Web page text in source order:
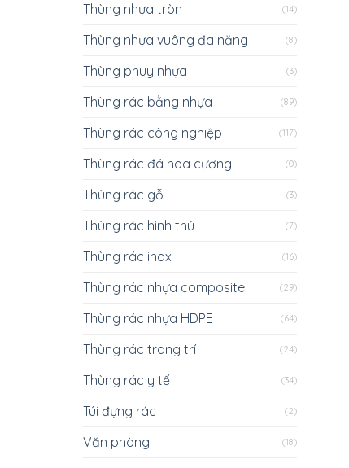
Thùng nhựa tròn (14)
Thùng nhựa vuông đa năng (8)
Thùng phuy nhựa (3)
Thùng rác bằng nhựa (89)
Thùng rác công nghiệp (117)
Thùng rác đá hoa cương (0)
Thùng rác gỗ (3)
Thùng rác hình thú (7)
Thùng rác inox (16)
Thùng rác nhựa composite (29)
Thùng rác nhựa HDPE (64)
Thùng rác trang trí (24)
Thùng rác y tế (34)
Túi đựng rác (2)
Văn phòng (18)